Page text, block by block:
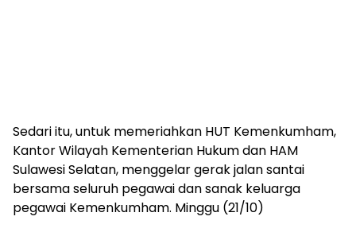
Sedari itu, untuk memeriahkan HUT Kemenkumham,
Kantor Wilayah Kementerian Hukum dan HAM
Sulawesi Selatan, menggelar gerak jalan santai
bersama seluruh pegawai dan sanak keluarga
pegawai Kemenkumham. Minggu (21/10)